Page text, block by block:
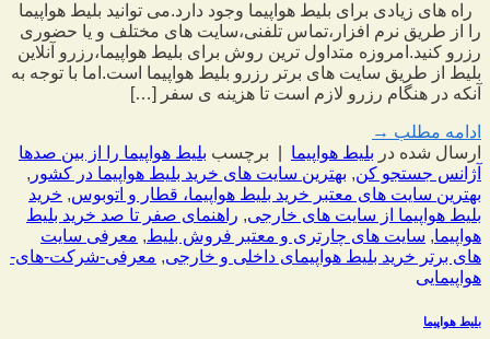
راه های زیادی برای بلیط هواپیما وجود دارد.می توانید بلیط هواپیما
را از طریق نرم افزار،تماس تلفنی،سایت های مختلف و یا حضوری
رزرو کنید.امروزه متداول ترین روش برای بلیط هواپیما،رزرو آنلاین
بلیط از طریق سایت های برتر رزرو بلیط هواپیما است.اما با توجه به
آنکه در هنگام رزرو لازم است تا هزینه ی سفر […]
ادامه مطلب →
ارسال شده در بلیط هواپیما برچسب بلیط هواپیما را از بین صدها
آژانس جستجو کن, بهترین سایت های خرید بلیط هواپیما در کشور ,
بهترین سایت های معتبر خرید بلیط هواپیما، قطار و اتوبوس, خرید
بلیط هواپیما از سایت های خارجی, راهنمای صفر تا صد خرید بلیط
هواپیما, سایت های چارتری و معتبر فروش بلیط, معرفی سایت
های برتر خرید بلیط هواپیمای داخلی و خارجی, معرفی-شرکت-های-
هواپیمایی
بلیط هواپیما